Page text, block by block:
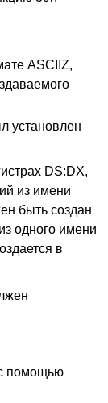
ASCIIZ,
установлен
DS:DX,
из имени
быть создан
одного имени
в
помощью